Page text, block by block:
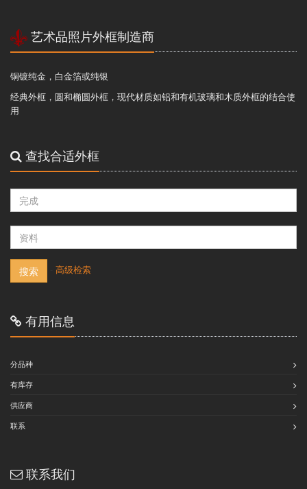
艺术品照片外框制造商
铜镀纯金，白金箔或纯银
经典外框，圆和椭圆外框，现代材质如铝和有机玻璃和木质外框的结合使
用
查找合适外框
搜索 高级检索
有用信息
分品种
有库存
供应商
联系
联系我们